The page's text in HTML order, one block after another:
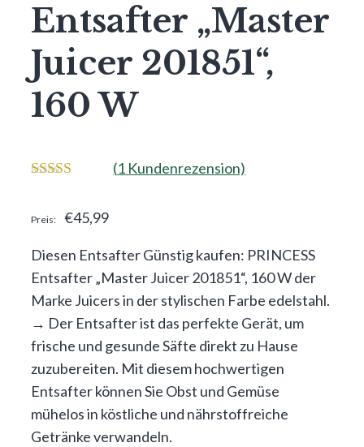
Entsafter „Master
Juicer 201851“,
160 W
(1 Kundenrezension)
€45,99
Diesen Entsafter Günstig kaufen: PRINCESS
Entsafter „Master Juicer 201851“, 160 W der
Marke Juicers in der stylischen Farbe edelstahl.
→ Der Entsafter ist das perfekte Gerät, um
frische und gesunde Säfte direkt zu Hause
zuzubereiten. Mit diesem hochwertigen
Entsafter können Sie Obst und Gemüse
mühelos in köstliche und nährstoffreiche
Getränke verwandeln.